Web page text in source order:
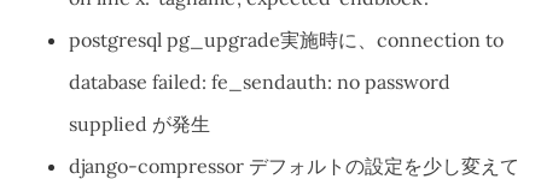
postgresql pg_upgrade実施時に、connection to
database failed: fe_sendauth: no password
supplied が発生
django-compressor デフォルトの設定を少し変えて